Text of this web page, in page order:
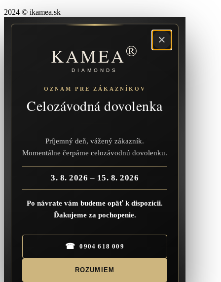
2024 © ikamea.sk
×
KAMEA®
DIAMONDS
OZNAM PRE ZÁKAZNÍKOV
Celozávodná dovolenka
Príjemný deň, vážený zákazník.
Momentálne čerpáme celozávodnú dovolenku.
3. 8. 2026 – 15. 8. 2026
Po návrate vám budeme opäť k dispozícii.
Ďakujeme za pochopenie.
☎ 0904 618 009
ROZUMIEM